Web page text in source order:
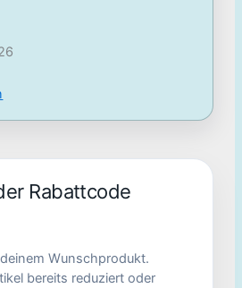
Rabattcode
Wunschprodukt.
bereits reduziert oder